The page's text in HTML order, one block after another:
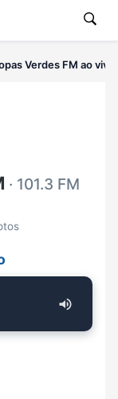
Verdes FM ao vivo
· 101.3 FM